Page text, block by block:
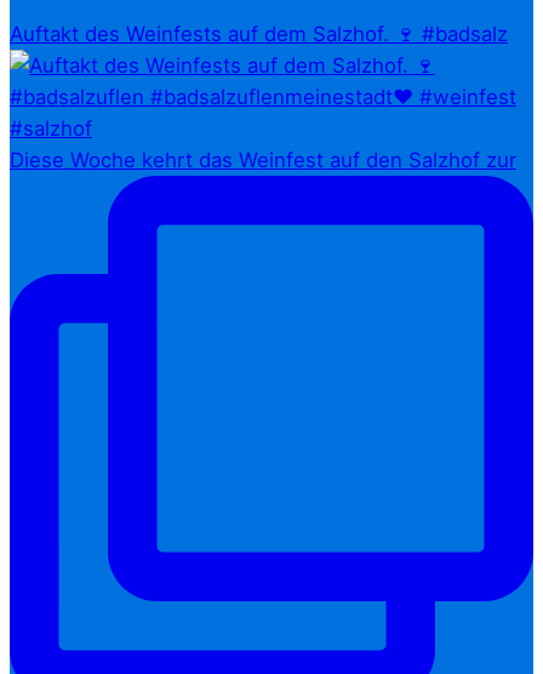
Auftakt des Weinfests auf dem Salzhof. 🍷 #badsalz
Diese Woche kehrt das Weinfest auf den Salzhof zur